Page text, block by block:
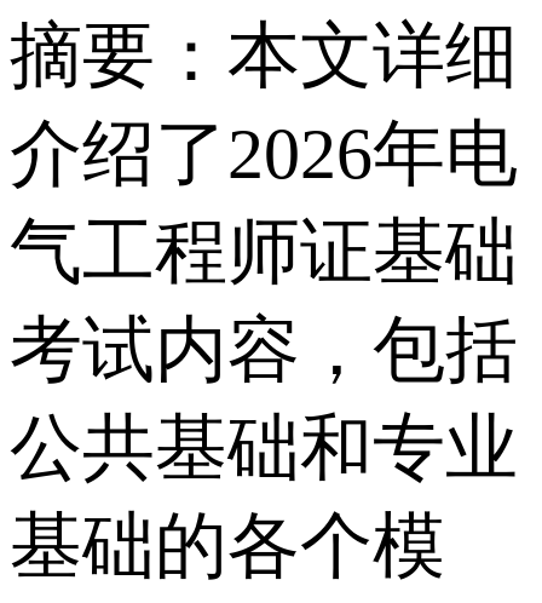
摘要：本文详细
介绍了2026年电
气工程师证基础
考试内容，包括
公共基础和专业
基础的各个模